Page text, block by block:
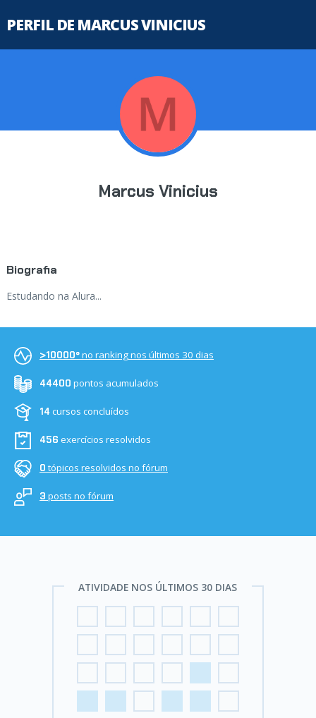
PERFIL DE MARCUS VINICIUS
Marcus Vinicius
Biografia
Estudando na Alura...
>10000ºno ranking nos últimos 30 dias
44400 pontos acumulados
14cursos concluídos
456 exercícios resolvidos
0 tópicos resolvidos no fórum
3 posts no fórum
ATIVIDADE NOS ÚLTIMOS 30 DIAS